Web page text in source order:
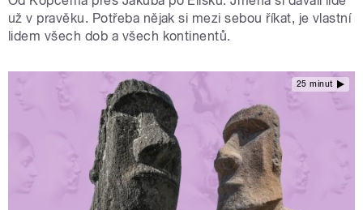
už v pravěku. Potřeba nějak si mezi sebou říkat, je vlastní
lidem všech dob a všech kontinentů.
25 minut